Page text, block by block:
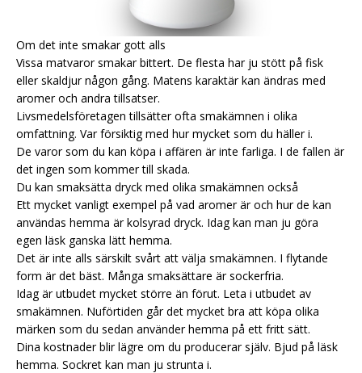
Om det inte smakar gott alls
Vissa matvaror smakar bittert. De flesta har ju stött på fisk
eller skaldjur någon gång. Matens karaktär kan ändras med
aromer och andra tillsatser.
Livsmedelsföretagen tillsätter ofta smakämnen i olika
omfattning. Var försiktig med hur mycket som du häller i.
De varor som du kan köpa i affären är inte farliga. I de fallen är
det ingen som kommer till skada.
Du kan smaksätta dryck med olika smakämnen också
Ett mycket vanligt exempel på vad aromer är och hur de kan
användas hemma är kolsyrad dryck. Idag kan man ju göra
egen läsk ganska lätt hemma.
Det är inte alls särskilt svårt att välja smakämnen. I flytande
form är det bäst. Många smaksättare är sockerfria.
Idag är utbudet mycket större än förut. Leta i utbudet av
smakämnen. Nuförtiden går det mycket bra att köpa olika
märken som du sedan använder hemma på ett fritt sätt.
Dina kostnader blir lägre om du producerar själv. Bjud på läsk
hemma. Sockret kan man ju strunta i.